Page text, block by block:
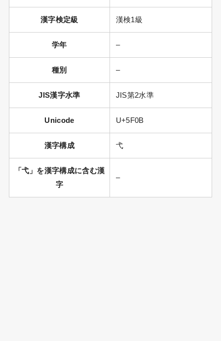
漢字検定級 漢検1級
学年 –
種別 –
JIS漢字水準 JIS第2水準
Unicode U+5F0B
漢字構成 弋
「弋」を漢字構成に含む漢
字
–